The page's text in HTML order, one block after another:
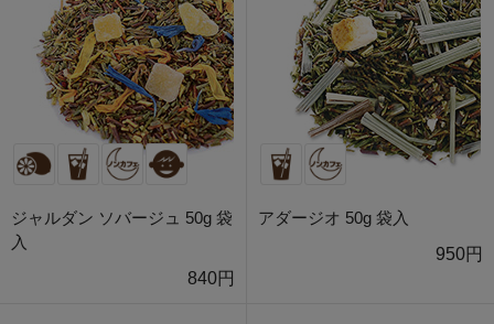
ジャルダン ソバージュ 50g 袋
入
840円
アダージオ 50g 袋入
950円